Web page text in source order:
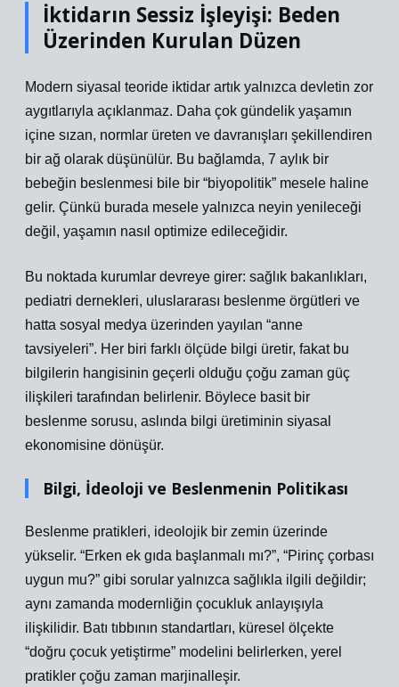
İktidarın Sessiz İşleyişi: Beden
Üzerinden Kurulan Düzen
Modern siyasal teoride iktidar artık yalnızca devletin zor
aygıtlarıyla açıklanmaz. Daha çok gündelik yaşamın
içine sızan, normlar üreten ve davranışları şekillendiren
bir ağ olarak düşünülür. Bu bağlamda, 7 aylık bir
bebeğin beslenmesi bile bir “biyopolitik” mesele haline
gelir. Çünkü burada mesele yalnızca neyin yenileceği
değil, yaşamın nasıl optimize edileceğidir.
Bu noktada kurumlar devreye girer: sağlık bakanlıkları,
pediatri dernekleri, uluslararası beslenme örgütleri ve
hatta sosyal medya üzerinden yayılan “anne
tavsiyeleri”. Her biri farklı ölçüde bilgi üretir, fakat bu
bilgilerin hangisinin geçerli olduğu çoğu zaman güç
ilişkileri tarafından belirlenir. Böylece basit bir
beslenme sorusu, aslında bilgi üretiminin siyasal
ekonomisine dönüşür.
Bilgi, İdeoloji ve Beslenmenin Politikası
Beslenme pratikleri, ideolojik bir zemin üzerinde
yükselir. “Erken ek gıda başlanmalı mı?”, “Pirinç çorbası
uygun mu?” gibi sorular yalnızca sağlıkla ilgili değildir;
aynı zamanda modernliğin çocukluk anlayışıyla
ilişkilidir. Batı tıbbının standartları, küresel ölçekte
“doğru çocuk yetiştirme” modelini belirlerken, yerel
pratikler çoğu zaman marjinalleşir.